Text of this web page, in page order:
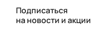
Подписаться
на новости и акции